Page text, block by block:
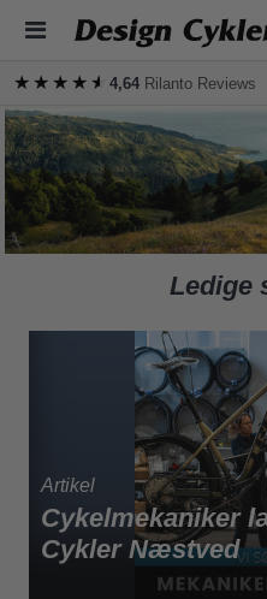
★★★★★
★★★★★4,64 Rilanto Reviews
Ledige
Cykelmekaniker
Cykler Næstved